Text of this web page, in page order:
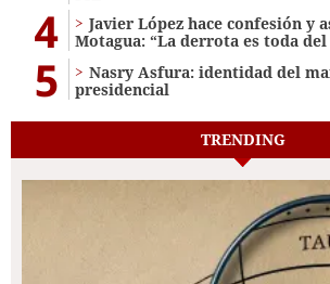
4
Javier López hace confesión y
Motagua: “La derrota es toda
5
Nasry Asfura: identidad del
presidencial
TRENDING